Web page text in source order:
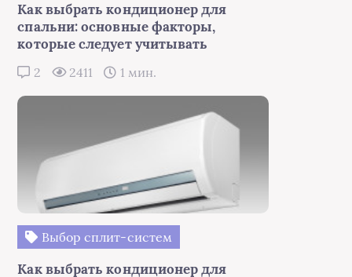
Как выбрать кондиционер для
спальни: основные факторы,
которые следует учитывать
2 2411 1 мин.
Выбор сплит-систем
Как выбрать кондиционер для